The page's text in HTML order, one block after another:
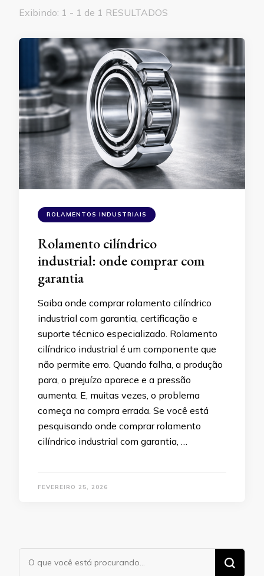
Exibindo: 1 - 1 de 1 RESULTADOS
ROLAMENTOS INDUSTRIAIS
Rolamento cilíndrico
industrial: onde comprar com
garantia
Saiba onde comprar rolamento cilíndrico
industrial com garantia, certificação e
suporte técnico especializado. Rolamento
cilíndrico industrial é um componente que
não permite erro. Quando falha, a produção
para, o prejuízo aparece e a pressão
aumenta. E, muitas vezes, o problema
começa na compra errada. Se você está
pesquisando onde comprar rolamento
cilíndrico industrial com garantia, …
FEVEREIRO 25, 2026